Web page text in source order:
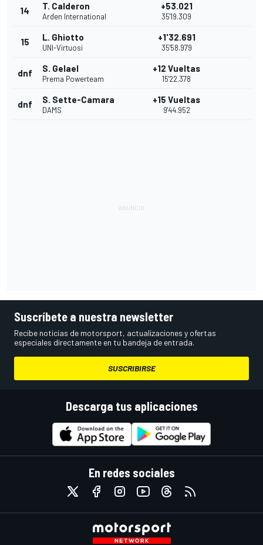
14 T. Calderon
Arden International
+53.021
35'19.309
15 L. Ghiotto
UNI-Virtuosi
+1'32.691
35'58.979
dnf S. Gelael
Prema Powerteam
+12 Vueltas
15'22.378
dnf S. Sette-Camara
DAMS
+15 Vueltas
9'44.952
Suscríbete a nuestra newsletter
Recibe noticias de motorsport, actualizaciones y ofertas
especiales directamente en tu bandeja de entrada.
SUSCRIBIRSE
Descarga tus aplicaciones
En redes sociales